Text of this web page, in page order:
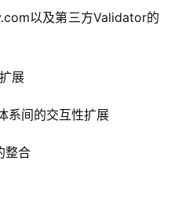
以及第三方Validator的
展
系间的交互性扩展
整合